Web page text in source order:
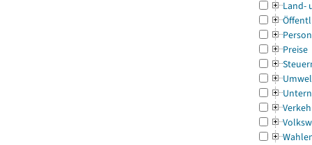
Land-
Preise